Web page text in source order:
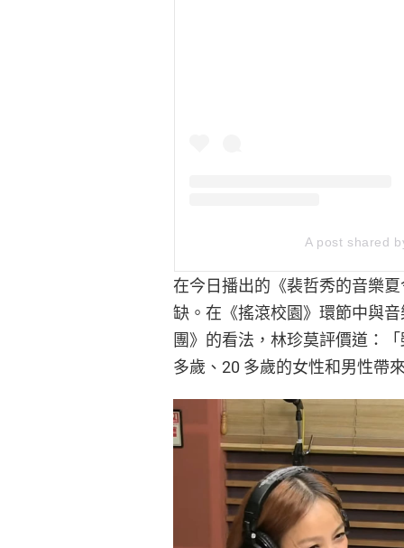
A post shared
在今日播出的《裴哲秀的音樂
缺。在《搖滾校園》環節中與
團》的看法，林珍莫評價道：
多歲、20 多歲的女性和男性帶